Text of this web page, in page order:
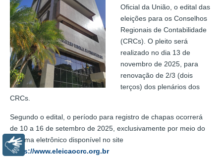
Oficial da União, o edital das
eleições para os Conselhos
Regionais de Contabilidade
(CRCs). O pleito será
realizado no dia 13 de
novembro de 2025, para
renovação de 2/3 (dois
terços) dos plenários dos
CRCs.
Segundo o edital, o período para registro de chapas ocorrerá
de 10 a 16 de setembro de 2025, exclusivamente por meio do
sistema eletrônico disponível no site
https://www.eleicaocrc.org.br
Libras